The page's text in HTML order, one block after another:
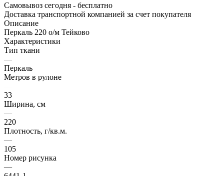
Самовывоз сегодня - бесплатно
Доставка транспортной компанией за счет покупателя
Описание
Перкаль 220 о/м Тейково
Характеристики
Тип ткани
—
Перкаль
Метров в рулоне
—
33
Ширина, см
—
220
Плотность, г/кв.м.
—
105
Номер рисунка
—